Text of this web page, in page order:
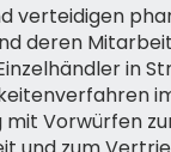
verteidigen
deren
in
mit Vorwürfen